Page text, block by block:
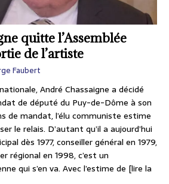
quitte l’Assemblée
de l’artiste
Faubert
André Chassaigne a décidé
de député du Puy-de-Dôme à son
de mandat, l’élu communiste estime
le relais. D’autant qu’il a aujourd’hui
dès 1977, conseiller général en 1979,
régional en 1998, c’est un
qui s’en va. Avec l’estime de [lire la